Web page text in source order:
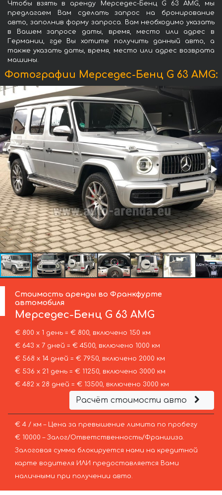
Чтобы взять в аренду Мерседес-Бенц G 63 AMG, мы
предлагаем Вам сделать запрос на бронирование
авто, заполнив форму запроса. Вам необходимо указать
в Вашем запросе даты, время, место или адрес в
Германии, где Вы хотите получить данный авто, а
также указать даты, время, место или адрес возврата
машины.
Фотографии Мерседес-Бенц G 63 AMG:
Стоимость аренды во Франкфурте
автомобиля
Мерседес-Бенц G 63 AMG
€ 800 х 1 день = € 800, включено 150 км
€ 643 х 7 дней = € 4500, включено 1000 км
€ 568 х 14 дней = € 7950, включено 2000 км
€ 536 х 21 день = € 11250, включено 3000 км
€ 482 х 28 дней = € 13500, включено 3000 км
Расчёт стоимости авто
€ 4 / км – Цена за превышение лимита по пробегу
€ 10000 – Залог/Ответственность/Франшиза.
Залоговая сумма блокируется нами на кредитной
карте водителя ИЛИ предоставляется Вами
наличными при получении авто.